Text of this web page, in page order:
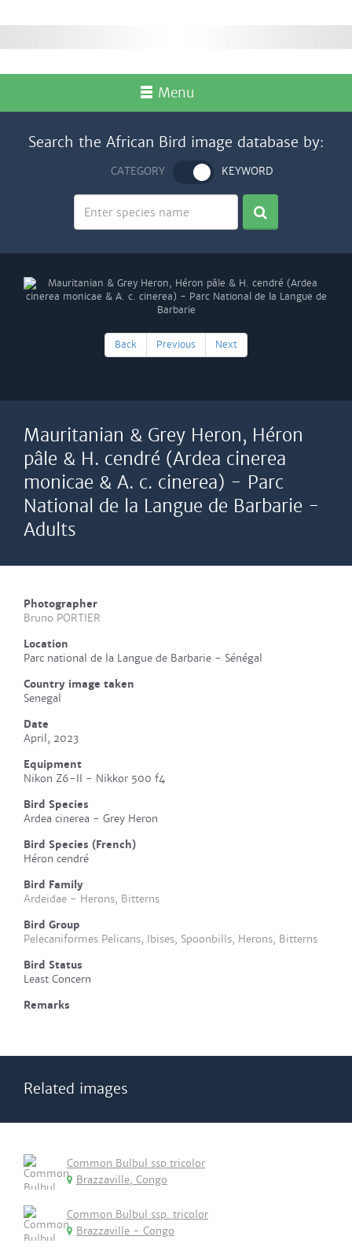
Menu
Search the African Bird image database by:
CATEGORY KEYWORD
Back Previous Next
Mauritanian & Grey Heron, Héron
pâle & H. cendré (Ardea cinerea
monicae & A. c. cinerea) - Parc
National de la Langue de Barbarie -
Adults
Photographer
Bruno PORTIER
Location
Parc national de la Langue de Barbarie - Sénégal
Country image taken
Senegal
Date
April, 2023
Equipment
Nikon Z6-II - Nikkor 500 f4
Bird Species
Ardea cinerea - Grey Heron
Bird Species (French)
Héron cendré
Bird Family
Ardeidae - Herons, Bitterns
Bird Group
Pelecaniformes Pelicans, Ibises, Spoonbills, Herons, Bitterns
Bird Status
Least Concern
Remarks
Related images
Common Bulbul ssp tricolor
Brazzaville, Congo
Common Bulbul ssp. tricolor
Brazzaville - Congo